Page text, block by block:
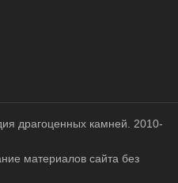
драгоценных камней. 2010-
материалов сайта без